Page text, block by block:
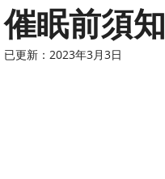
催眠前須知
已更新： 2023年3月3日